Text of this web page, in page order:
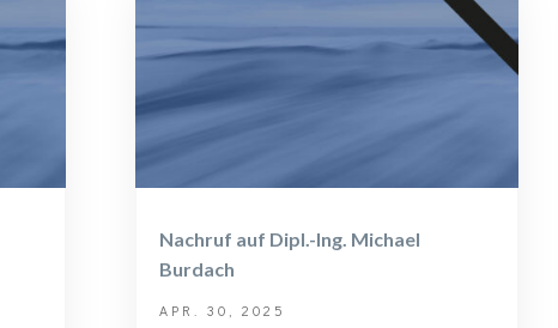
Nachruf auf Dipl.-Ing. Michael
Burdach
APR. 30, 2025